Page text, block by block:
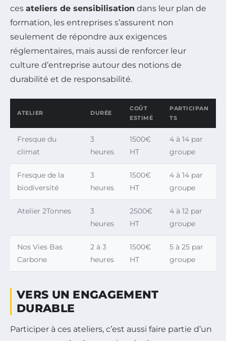
ces ateliers de sensibilisation dans leur plan de
formation, les entreprises s’assurent non
seulement de répondre aux exigences
réglementaires, mais aussi de renforcer leur
culture d’entreprise autour des notions de
durabilité et de responsabilité.
ATELIER DURÉE
COÛT
ESTIMÉ
PARTICIPAN
TS
Fresque du
climat
3
heures
1500€
HT
4 à 14 par
groupe
Fresque de la
biodiversité
3
heures
1500€
HT
4 à 14 par
groupe
Atelier 2Tonnes
3
heures
2500€
HT
4 à 12 par
groupe
Nos Vies Bas
Carbone
2 à 3
heures
1500€
HT
5 à 25 par
groupe
VERS UN ENGAGEMENT
DURABLE
Participer à ces ateliers, c’est aussi faire partie d’un